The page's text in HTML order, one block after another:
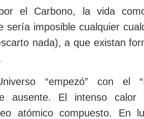
el Carbono, la vida
sería imposible cualquier
nada), a que existan
“empezó” con el “
ausente. El intenso calor
atómico compuesto. En